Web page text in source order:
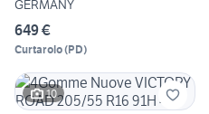
GERMANY
649 €
Curtarolo(PD)
10